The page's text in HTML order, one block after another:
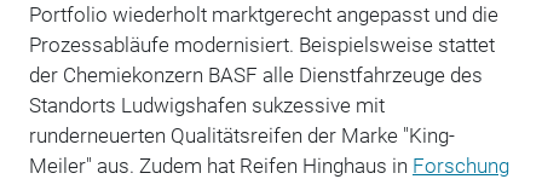
Portfolio wiederholt marktgerecht angepasst und die
Prozessabläufe modernisiert. Beispielsweise stattet
der Chemiekonzern BASF alle Dienstfahrzeuge des
Standorts Ludwigshafen sukzessive mit
runderneuerten Qualitätsreifen der Marke "King-
Meiler" aus. Zudem hat Reifen Hinghaus in Forschung